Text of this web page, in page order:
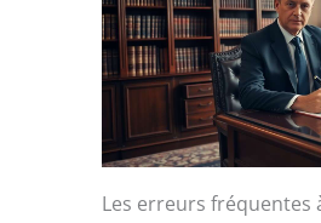
Les erreurs fréquentes